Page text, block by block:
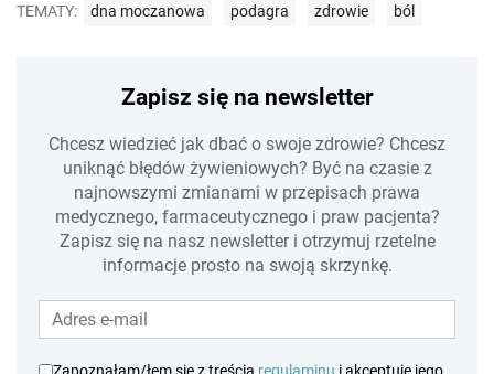
TEMATY: dna moczanowa podagra zdrowie ból
Zapisz się na newsletter
Chcesz wiedzieć jak dbać o swoje zdrowie? Chcesz
uniknąć błędów żywieniowych? Być na czasie z
najnowszymi zmianami w przepisach prawa
medycznego, farmaceutycznego i praw pacjenta?
Zapisz się na nasz newsletter i otrzymuj rzetelne
informacje prosto na swoją skrzynkę.
Zapoznałam/łem się z treścią regulaminu i akceptuję jego